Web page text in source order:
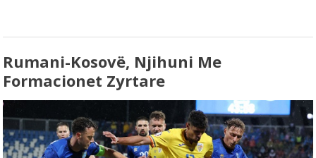
Rumani-Kosovë, Njihuni Me
Formacionet Zyrtare